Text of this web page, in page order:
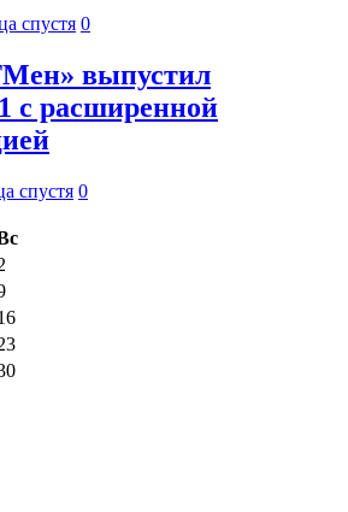
спустя 0
выпустил
с расширенной
спустя 0